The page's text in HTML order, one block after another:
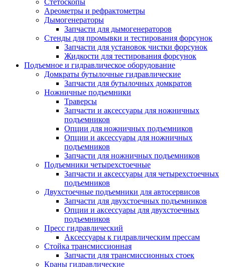
Стетоскопы
Ареометры и рефрактометры
Дымогенераторы
Запчасти для дымогенераторов
Стенды для промывки и тестирования форсунок
Запчасти для установок чистки форсунок
Жидкости для тестирования форсунок
Подъемное и гидравлическое оборудование
Домкраты бутылочные гидравлические
Запчасти для бутылочных домкратов
Ножничные подъемники
Траверсы
Запчасти и аксессуары для ножничных
подъемников
Опции для ножничных подъемников
Опции и аксессуары для ножничных
подъемников
Запчасти для ножничных подъемников
Подъемники четырехстоечные
Запчасти и аксессуары для четырехстоечных
подъемников
Двухстоечные подъемники для автосервисов
Запчасти для двухстоечных подъемников
Опции и аксессуары для двухстоечных
подъемников
Пресс гидравлический
Аксессуары к гидравлическим прессам
Стойка трансмиссионная
Запчасти для трансмиссионных стоек
Краны гидравлические